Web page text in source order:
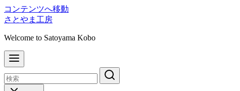
コンテンツへ移動
さとやま工房
Welcome to Satoyama Kobo